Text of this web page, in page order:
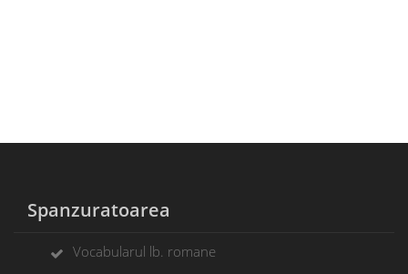
Spanzuratoarea
Vocabularul lb. romane